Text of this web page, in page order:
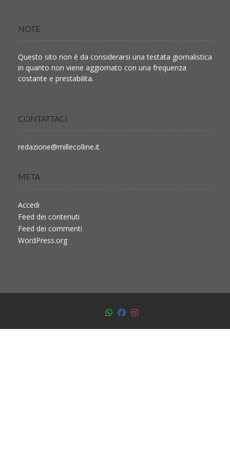
NOTE
Questo sito non è da considerarsi una testata giornalistica
in quanto non viene aggiornato con una frequenza
costante e prestabilita.
CONTATTACI
redazione@millecolline.it
META
Accedi
Feed dei contenuti
Feed dei commenti
WordPress.org